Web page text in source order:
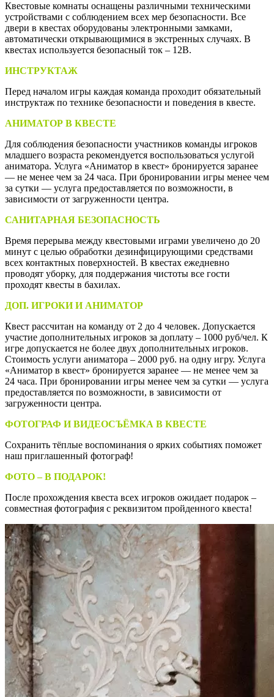
Квестовые комнаты оснащены различными техническими
устройствами с соблюдением всех мер безопасности. Все
двери в квестах оборудованы электронными замками,
автоматически открывающимися в экстренных случаях. В
квестах используется безопасный ток – 12В.
ИНСТРУКТАЖ
Перед началом игры каждая команда проходит обязательный
инструктаж по технике безопасности и поведения в квесте.
АНИМАТОР В КВЕСТЕ
Для соблюдения безопасности участников команды игроков
младшего возраста рекомендуется воспользоваться услугой
аниматора. Услуга «Аниматор в квест» бронируется заранее
— не менее чем за 24 часа. При бронировании игры менее чем
за сутки — услуга предоставляется по возможности, в
зависимости от загруженности центра.
САНИТАРНАЯ БЕЗОПАСНОСТЬ
Время перерыва между квестовыми играми увеличено до 20
минут с целью обработки дезинфицирующими средствами
всех контактных поверхностей. В квестах ежедневно
проводят уборку, для поддержания чистоты все гости
проходят квесты в бахилах.
ДОП. ИГРОКИ И АНИМАТОР
Квест рассчитан на команду от 2 до 4 человек. Допускается
участие дополнительных игроков за доплату – 1000 руб/чел. К
игре допускается не более двух дополнительных игроков.
Стоимость услуги аниматора – 2000 руб. на одну игру. Услуга
«Аниматор в квест» бронируется заранее — не менее чем за
24 часа. При бронировании игры менее чем за сутки — услуга
предоставляется по возможности, в зависимости от
загруженности центра.
ФОТОГРАФ И ВИДЕОСЪЁМКА В КВЕСТЕ
Сохранить тёплые воспоминания о ярких событиях поможет
наш приглашенный фотограф!
ФОТО – В ПОДАРОК!
После прохождения квеста всех игроков ожидает подарок –
совместная фотография с реквизитом пройденного квеста!